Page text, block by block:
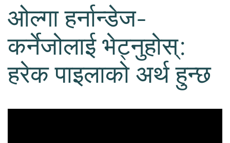
ओल्गा हर्नान्डेज-
कर्नेजोलाई भेट्नुहोस्:
हरेक पाइलाको अर्थ हुन्छ